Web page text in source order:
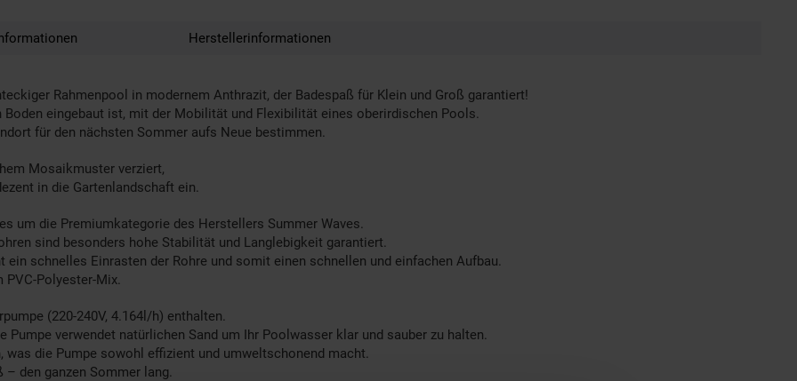
Herstellerinformationen
Rahmenpool in modernem Anthrazit, der Badespaß für Klein und Groß garantiert!
eingebaut ist, mit der Mobilität und Flexibilität eines oberirdischen Pools.
für den nächsten Sommer aufs Neue bestimmen.
Mosaikmuster verziert,
in die Gartenlandschaft ein.
um die Premiumkategorie des Herstellers Summer Waves.
sind besonders hohe Stabilität und Langlebigkeit garantiert.
schnelles Einrasten der Rohre und somit einen schnellen und einfachen Aufbau.
PVC-Polyester-Mix.
(220-240V, 4.164l/h) enthalten.
verwendet natürlichen Sand um Ihr Poolwasser klar und sauber zu halten.
die Pumpe sowohl effizient und umweltschonend macht.
den ganzen Sommer lang.